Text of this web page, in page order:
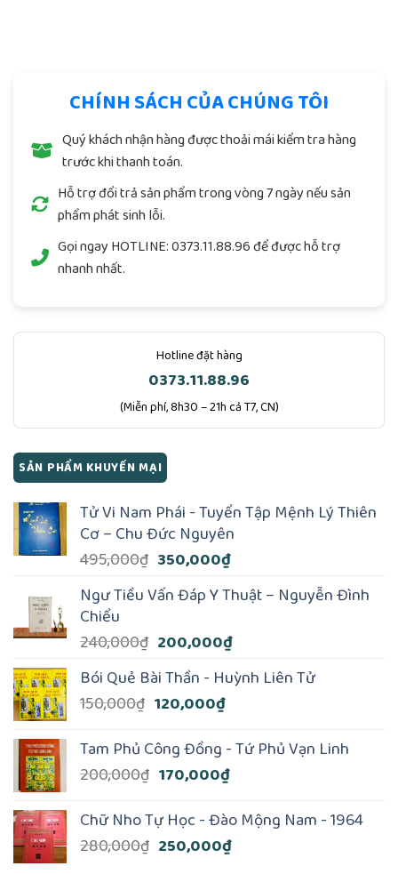
CHÍNH SÁCH CỦA CHÚNG TÔI
Quý khách nhận hàng được thoải mái kiểm tra hàng
trước khi thanh toán.
Hỗ trợ đổi trả sản phẩm trong vòng 7 ngày nếu sản
phẩm phát sinh lỗi.
Gọi ngay HOTLINE: 0373.11.88.96để được hỗ trợ
nhanh nhất.
Hotline đặt hàng
0373.11.88.96
(Miễn phí, 8h30 – 21h cả T7, CN)
SẢN PHẨM KHUYẾN MẠI
Tử Vi Nam Phái - Tuyển Tập Mệnh Lý Thiên
Cơ – Chu Đức Nguyên
495,000₫ Giá
gốc
là:
350,000₫Giá
tại
350,000₫.
Ngư Tiều Vấn Đáp Y Thuật – Nguyễn Đình
Chiểu
240,000₫ Giá
là:
240,000₫.
200,000₫Giá
tại
Bói Quẻ Bài Thần - Huỳnh Liên Tử
150,000₫ Giá
là:
150,000₫.
120,000₫Giá
tại
là:
120,000₫.
Tam Phủ Công Đồng - Tứ Phủ Vạn Linh
200,000₫ Giá
là:
200,000₫.
170,000₫Giá
tại
là:
170,000₫.
Chữ Nho Tự Học - Đào Mộng Nam - 1964
280,000₫ Giá
250,000₫Giá